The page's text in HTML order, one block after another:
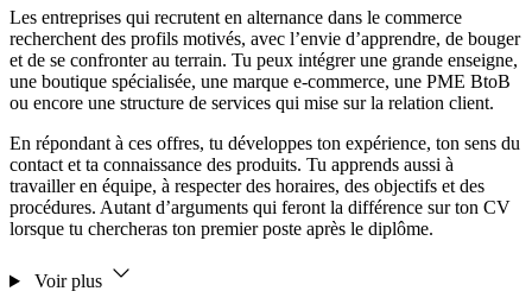
Les entreprises qui recrutent en alternance dans le commerce
recherchent des profils motivés, avec l’envie d’apprendre, de bouger
et de se confronter au terrain. Tu peux intégrer une grande enseigne,
une boutique spécialisée, une marque e-commerce, une PME BtoB
ou encore une structure de services qui mise sur la relation client.
En répondant à ces offres, tu développes ton expérience, ton sens du
contact et ta connaissance des produits. Tu apprends aussi à
travailler en équipe, à respecter des horaires, des objectifs et des
procédures. Autant d’arguments qui feront la différence sur ton CV
lorsque tu chercheras ton premier poste après le diplôme.
Voir plus